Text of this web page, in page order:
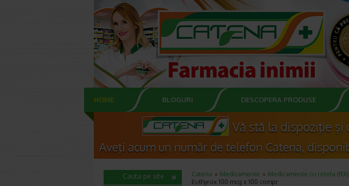
HOME BLOGURI DESCOPERA PRODUSE
Catena Medicamente Medicamente cu reteta (RX)
Euthyrox 100 mcg x 100 compr
Cauta pe site